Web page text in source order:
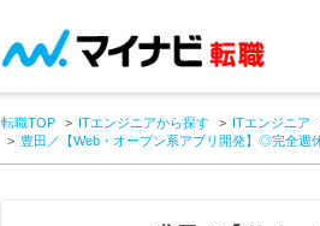
転職TOP ITエンジニアから探す ITエンジニア
豊田／【Web・オープン系アプリ開発】◎完全週